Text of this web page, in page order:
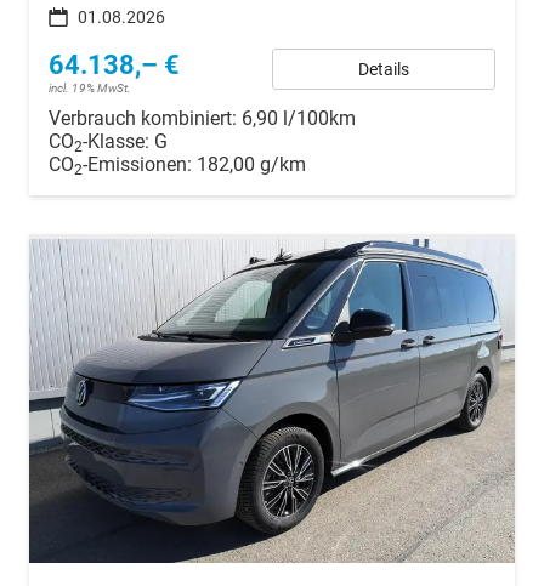
01.08.2026
64.138,– €
incl. 19% MwSt.
Details
Verbrauch kombiniert: 6,90 l/100km
CO2-Klasse: G
CO2-Emissionen: 182,00 g/km